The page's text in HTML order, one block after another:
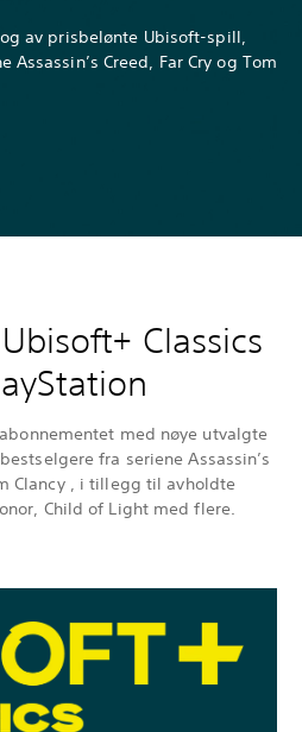
av prisbelønte Ubisoft-spill,
Creed, Far Cry og Tom
Classics
med nøye utvalgte
fra seriene Assassin’s
Clancy , i tillegg til avholdte
Child of Light med flere.